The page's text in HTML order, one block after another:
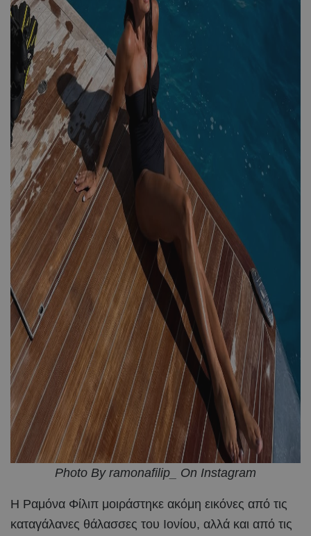
Photo By ramonafilip_ On Instagram
Η Ραμόνα Φίλιπ μοιράστηκε ακόμη εικόνες από τις
καταγάλανες θάλασσες του Ιονίου, αλλά και από τις